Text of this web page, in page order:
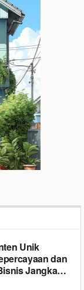
Unik
dan
Jangka